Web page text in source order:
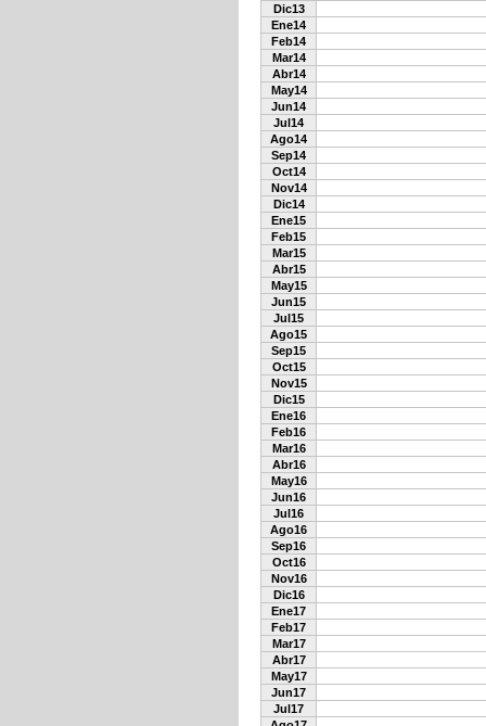
Dic13
Ene14
Feb14
Mar14
Abr14
May14
Jun14
Jul14
Ago14
Sep14
Oct14
Nov14
Dic14
Ene15
Feb15
Mar15
Abr15
May15
Jun15
Jul15
Ago15
Sep15
Oct15
Nov15
Dic15
Ene16
Feb16
Mar16
Abr16
May16
Jun16
Jul16
Ago16
Sep16
Oct16
Nov16
Dic16
Ene17
Feb17
Mar17
Abr17
May17
Jun17
Jul17